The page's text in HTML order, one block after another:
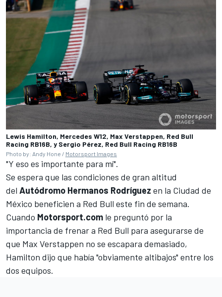
Lewis Hamilton, Mercedes W12, Max Verstappen, Red Bull
Racing RB16B, y Sergio Pérez, Red Bull Racing RB16B
Photo by: Andy Hone / Motorsport Images
"Y eso es importante para mí".
Se espera que las condiciones de gran altitud
del Autódromo Hermanos Rodríguez en la Ciudad de
México beneficien a Red Bull este fin de semana.
Cuando Motorsport.com le preguntó por la
importancia de frenar a Red Bull para asegurarse de
que Max Verstappen no se escapara demasiado,
Hamilton dijo que había "obviamente altibajos" entre los
dos equipos.